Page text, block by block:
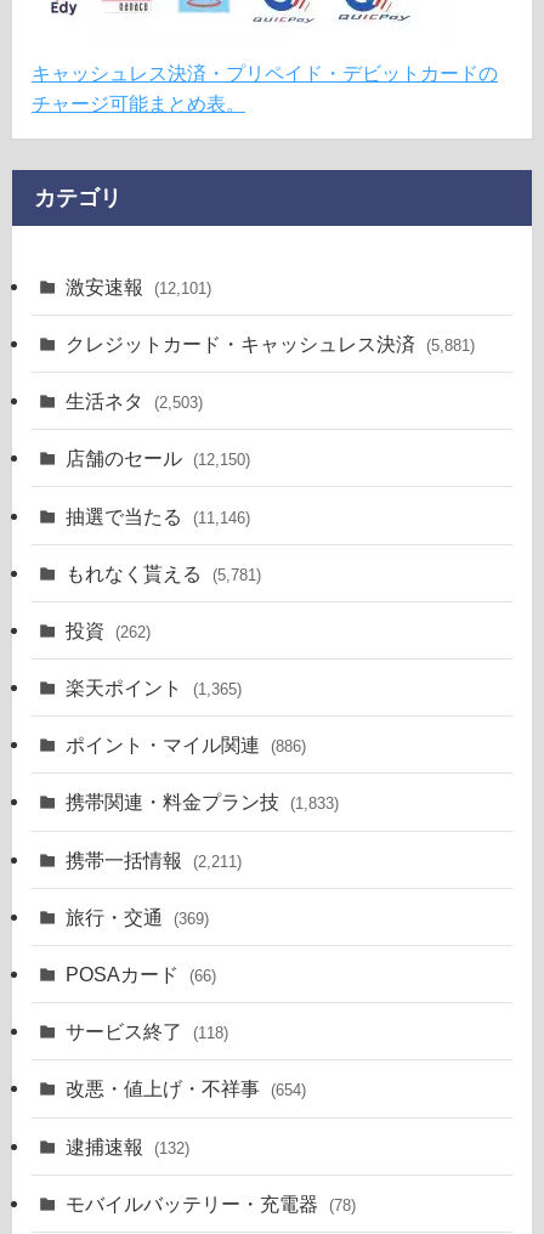
キャッシュレス決済・プリペイド・デビットカードの
チャージ可能まとめ表。
カテゴリ
激安速報 (12,101)
クレジットカード・キャッシュレス決済 (5,881)
生活ネタ (2,503)
店舗のセール (12,150)
抽選で当たる (11,146)
もれなく貰える (5,781)
投資 (262)
楽天ポイント (1,365)
ポイント・マイル関連 (886)
携帯関連・料金プラン技 (1,833)
携帯一括情報 (2,211)
旅行・交通 (369)
POSAカード (66)
サービス終了 (118)
改悪・値上げ・不祥事 (654)
逮捕速報 (132)
モバイルバッテリー・充電器 (78)